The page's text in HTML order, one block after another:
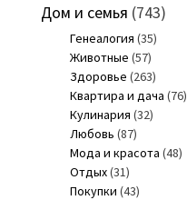
Дом и семья (743)
Генеалогия (35)
Животные (57)
Здоровье (263)
Квартира и дача (76)
Кулинария (32)
Любовь (87)
Мода и красота (48)
Отдых(31)
Покупки (43)